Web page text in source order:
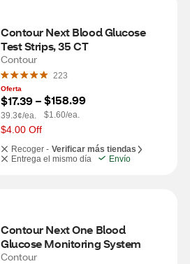
Contour Next Blood Glucose
Test Strips, 35 CT
Contour
223
Oferta
$17.39 –
39.3¢/ea.
$158.99
$1.60/ea.
$4.00 Off
Recoger - Verificar más tiendas
Entrega el mismo día
Envío
Contour Next One Blood
Glucose Monitoring System
Contour